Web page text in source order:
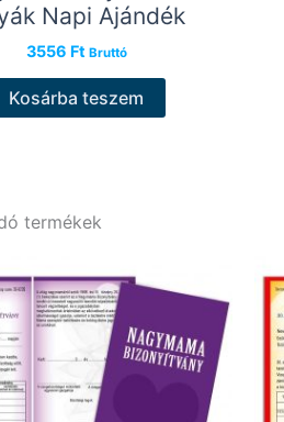
Napi Ajándék
3556 Ft Bruttó
Kosárba teszem
termékek